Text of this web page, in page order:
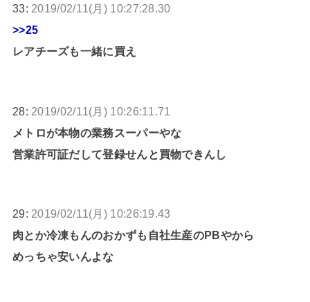
33: 2019/02/11(月) 10:27:28.30
>>25
レアチーズも一緒に買え
28: 2019/02/11(月) 10:26:11.71
メトロが本物の業務スーパーやな
営業許可証だして登録せんと買物できんし
29: 2019/02/11(月) 10:26:19.43
肉とか冷凍もんのおかずも自社生産のPBやから
めっちゃ安いんよな